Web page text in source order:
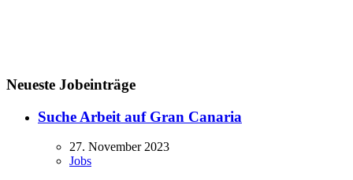
Neueste Jobeinträge
Suche Arbeit auf Gran Canaria
27. November 2023
Jobs